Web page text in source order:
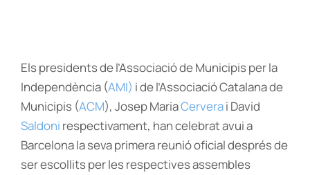
Els presidents de l’Associació de Municipis per la
Independència (AMI) i de l’Associació Catalana de
Municipis (ACM), Josep MariaCerverai David
Saldoni respectivament, han celebrat avui a
Barcelona la seva primera reunió oficial després de
ser escollits per les respectives assembles